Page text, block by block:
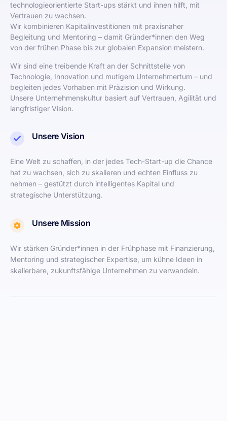
technologieorientierte Start-ups stärkt und ihnen hilft, mit
Vertrauen zu wachsen.
Wir kombinieren Kapitalinvestitionen mit praxisnaher
Begleitung und Mentoring – damit Gründer*innen den Weg
von der frühen Phase bis zur globalen Expansion meistern.
Wir sind eine treibende Kraft an der Schnittstelle von
Technologie, Innovation und mutigem Unternehmertum – und
begleiten jedes Vorhaben mit Präzision und Wirkung.
Unsere Unternehmenskultur basiert auf Vertrauen, Agilität und
langfristiger Vision.
Unsere Vision
Eine Welt zu schaffen, in der jedes Tech-Start-up die Chance
hat zu wachsen, sich zu skalieren und echten Einfluss zu
nehmen – gestützt durch intelligentes Kapital und
strategische Unterstützung.
Unsere Mission
Wir stärken Gründer*innen in der Frühphase mit Finanzierung,
Mentoring und strategischer Expertise, um kühne Ideen in
skalierbare, zukunftsfähige Unternehmen zu verwandeln.